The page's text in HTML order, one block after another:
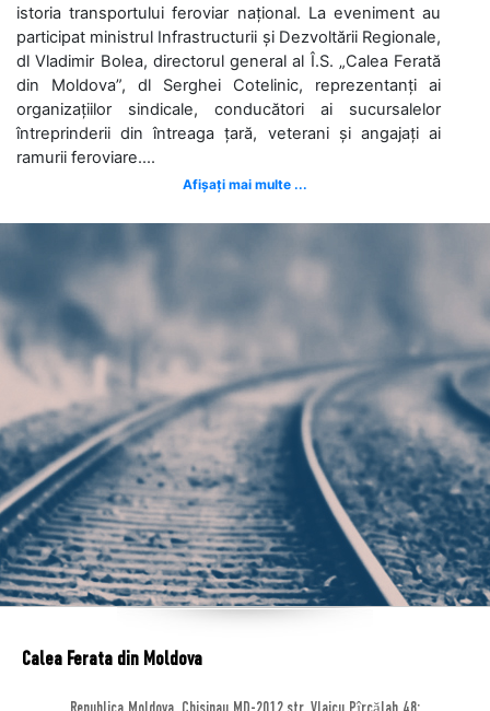
istoria transportului feroviar național. La eveniment au
participat ministrul Infrastructurii și Dezvoltării Regionale,
dl Vladimir Bolea, directorul general al Î.S. „Calea Ferată
din Moldova”, dl Serghei Cotelinic, reprezentanți ai
organizațiilor sindicale, conducători ai sucursalelor
întreprinderii din întreaga țară, veterani și angajați ai
ramurii feroviare....
Afișați mai multe ...
Calea Ferata din Moldova